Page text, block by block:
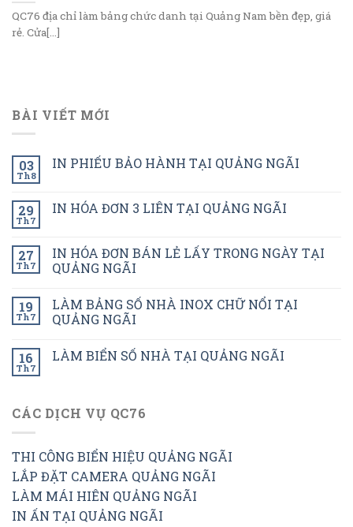
QC76 địa chỉ làm bảng chức danh tại Quảng Nam bền đẹp, giá
rẻ. Cửa[...]
BÀI VIẾT MỚI
03
Th8
IN PHIẾU BẢO HÀNH TẠI QUẢNG NGÃI
29
Th7
IN HÓA ĐƠN 3 LIÊN TẠI QUẢNG NGÃI
27
Th7
IN HÓA ĐƠN BÁN LẺ LẤY TRONG NGÀY TẠI
QUẢNG NGÃI
19
Th7
LÀM BẢNG SỐ NHÀ INOX CHỮ NỔI TẠI
QUẢNG NGÃI
16
Th7
LÀM BIỂN SỐ NHÀ TẠI QUẢNG NGÃI
CÁC DỊCH VỤ QC76
THI CÔNG BIỂN HIỆU QUẢNG NGÃI
LẮP ĐẶT CAMERA QUẢNG NGÃI
LÀM MÁI HIÊN QUẢNG NGÃI
IN ẤN TẠI QUẢNG NGÃI